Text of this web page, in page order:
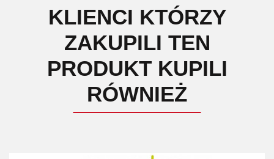
KLIENCI KTÓRZY
ZAKUPILI TEN
PRODUKT KUPILI
RÓWNIEŻ